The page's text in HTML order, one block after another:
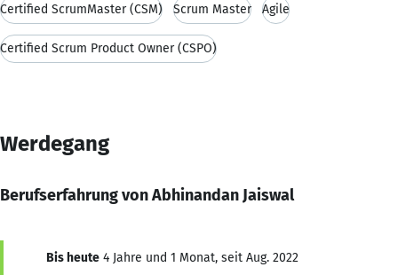
Certified ScrumMaster (CSM) Scrum Master Agile
Certified Scrum Product Owner (CSPO)
Werdegang
Berufserfahrung von Abhinandan Jaiswal
Bis heute 4 Jahre und 1 Monat, seit Aug. 2022